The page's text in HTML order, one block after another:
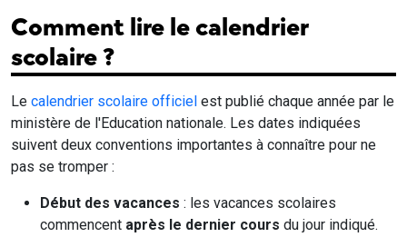
Comment lire le calendrier
scolaire ?
Le calendrier scolaire officiel est publié chaque année par le
ministère de l'Education nationale. Les dates indiquées
suivent deux conventions importantes à connaître pour ne
pas se tromper :
Début des vacances : les vacances scolaires
commencent après le dernier cours du jour indiqué.